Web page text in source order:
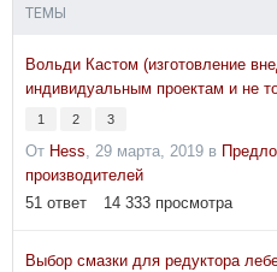
ТЕМЫ
Вольди Кастом (изготовление
индивидуальным проектам и не
1 2 3
От Hess, 29 марта, 2019 в
производителей
51 ответ 14 333 просмотра
Выбор смазки для редуктора